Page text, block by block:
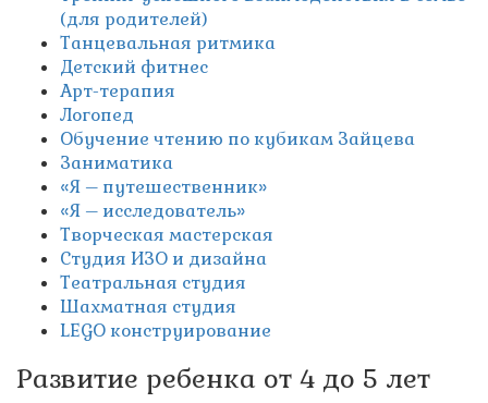
(для родителей)
Танцевальная ритмика
Детский фитнес
Арт-терапия
Логопед
Обучение чтению по кубикам Зайцева
Заниматика
«Я – путешественник»
«Я – исследователь»
Творческая мастерская
Студия ИЗО и дизайна
Театральная студия
Шахматная студия
LEGO конструирование
Развитие ребенка от 4 до 5 лет